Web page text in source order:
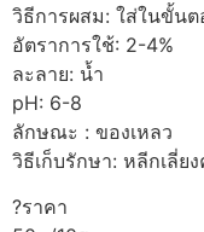
วิธีการผสม: ใส่ในขั้น
อัตราการใช้: 2-4%
ละลาย: น้ำ
pH: 6-8
ลักษณะ : ของเหลว
วิธีเก็บรักษา: หลีกเลี่ย
?ราคา